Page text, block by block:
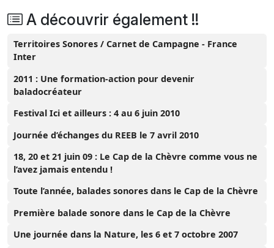
A découvrir également !!
Territoires Sonores / Carnet de Campagne - France
Inter
2011 : Une formation-action pour devenir
baladocréateur
Festival Ici et ailleurs : 4 au 6 juin 2010
Journée d’échanges du REEB le 7 avril 2010
18, 20 et 21 juin 09 : Le Cap de la Chèvre comme vous ne
l’avez jamais entendu !
Toute l’année, balades sonores dans le Cap de la Chèvre
Première balade sonore dans le Cap de la Chèvre
Une journée dans la Nature, les 6 et 7 octobre 2007